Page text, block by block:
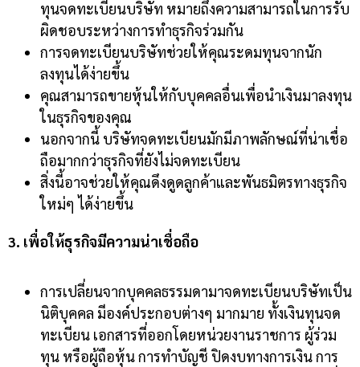
ทุนจดทะเบียนบริษัท หมายถึงความสามารถในการรับ
ผิดชอบระหว่างการทำธุรกิจร่วมกัน
การจดทะเบียนบริษัทช่วยให้คุณระดมทุนจากนัก
ลงทุนได้ง่ายขึ้น
คุณสามารถขายหุ้นให้กับบุคคลอื่นเพื่อนำเงินมาลงทุน
ในธุรกิจของคุณ
นอกจากนี้ บริษัทจดทะเบียนมักมีภาพลักษณ์ที่น่าเชื่อ
ถือมากกว่าธุรกิจที่ยังไม่จดทะเบียน
สิ่งนี้อาจช่วยให้คุณดึงดูดลูกค้าและพันธมิตรทางธุรกิจ
ใหม่ๆ ได้ง่ายขึ้น
3. เพื่อให้ธุรกิจมีความน่าเชื่อถือ
การเปลี่ยนจากบุคคลธรรมดามาจดทะเบียนบริษัทเป็น
นิติบุคคล มีองค์ประกอบต่างๆ มากมาย ทั้งเงินทุนจด
ทะเบียน เอกสารที่ออกโดยหน่วยงานราชการ ผู้ร่วม
ทุน หรือผู้ถือหุ้น การทำบัญชี ปิดงบทางการเงินการ